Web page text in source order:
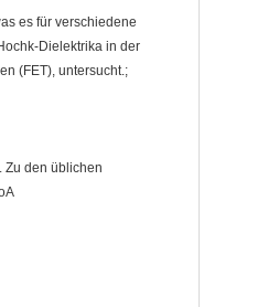
es für verschiedene
Dielektrika in der
(FET), untersucht.;
Zu den üblichen